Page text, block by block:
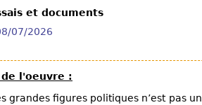
et documents
07/2026
de l'oeuvre :
grandes figures politiques n’est pas